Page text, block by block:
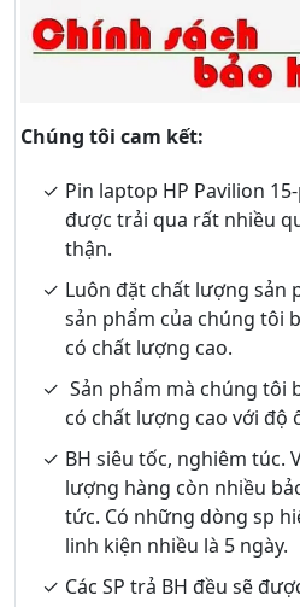
Chúng tôi cam kết:
Pin laptop HP Pavilion
được trải qua rất nhiều
thận.
Luôn đặt chất lượng sản
sản phẩm của chúng tôi
có chất lượng cao.
Sản phẩm mà chúng tôi
có chất lượng cao với độ
BH siêu tốc, nghiêm túc.
lượng hàng còn nhiều
tức. Có những dòng sp
linh kiện nhiều là 5 ngày.
Các SP trả BH đều sẽ